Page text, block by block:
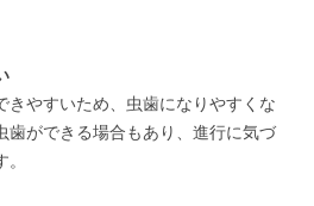
きやすいため、虫歯になりやすくな
歯ができる場合もあり、進行に気づ